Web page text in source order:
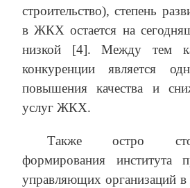
строительство), степень
в ЖКХ остается на
низкой [4]. Между тем
конкуренции является
повышения качества и
услуг ЖКХ.
Также остро
формирования института
управляющих организаций